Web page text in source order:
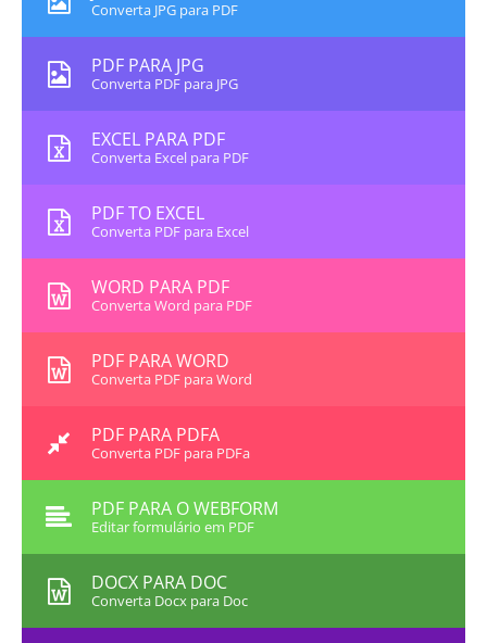
Converta JPG para PDF
PDF PARA JPG
Converta PDF para JPG
EXCEL PARA PDF
Converta Excel para PDF
PDF TO EXCEL
Converta PDF para Excel
WORD PARA PDF
Converta Word para PDF
PDF PARA WORD
Converta PDF para Word
PDF PARA PDFA
Converta PDF para PDFa
PDF PARA O WEBFORM
Editar formulário em PDF
DOCX PARA DOC
Converta Docx para Doc